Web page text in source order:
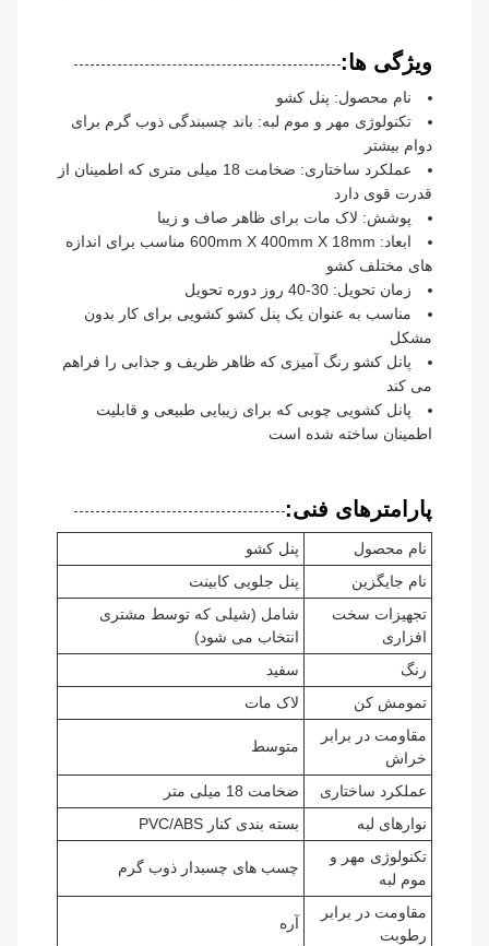
ویژگی ها:
نام محصول: پنل کشو
تکنولوژی مهر و موم لبه: باند چسبندگی ذوب گرم برای
دوام بیشتر
عملکرد ساختاری: ضخامت 18 میلی متری که اطمینان از
قدرت قوی دارد
پوشش: لاک مات برای ظاهر صاف و زیبا
ابعاد: 600mm X 400mm X 18mm مناسب برای اندازه
های مختلف کشو
زمان تحویل: 30-40 روز دوره تحویل
مناسب به عنوان یک پنل کشو کشویی برای کار بدون
مشکل
پانل کشو رنگ آمیزی که ظاهر ظریف و جذابی را فراهم
می کند
پانل کشویی چوبی که برای زیبایی طبیعی و قابلیت
اطمینان ساخته شده است
پارامترهای فنی:
نام محصول
پنل کشو
نام جایگزین
پنل جلویی کابینت
تجهیزات سخت
افزاری
شامل (شیلی که توسط مشتری
انتخاب می شود)
رنگ
سفید
تمومش کن
لاک مات
مقاومت در برابر
خراش
متوسط
عملکرد ساختاری
ضخامت 18 میلی متر
نوارهای لبه
بسته بندی کنار PVC/ABS
تکنولوژی مهر و
موم لبه
چسب های چسبدار ذوب گرم
مقاومت در برابر
رطوبت
آره